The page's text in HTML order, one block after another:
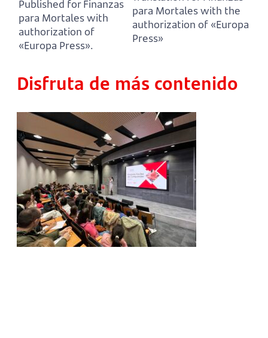
Published for Finanzas
para Mortales with
authorization of
«Europa Press».
para Mortales with the
authorization of «Europa
Press»
Disfruta de más contenido